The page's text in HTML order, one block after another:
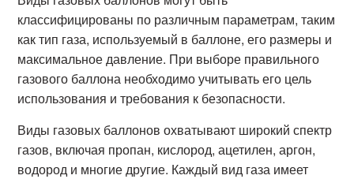
классифицированы по различным параметрам, таким
как тип газа, используемый в баллоне, его размеры и
максимальное давление. При выборе правильного
газового баллона необходимо учитывать его цель
использования и требования к безопасности.
Виды газовых баллонов охватывают широкий спектр
газов, включая пропан, кислород, ацетилен, аргон,
водород и многие другие. Каждый вид газа имеет